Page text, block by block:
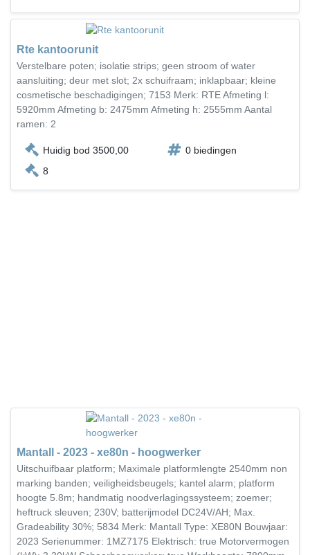
Rte kantoorunit
Verstelbare poten; isolatie strips; geen stroom of water
aansluiting; deur met slot; 2x schuifraam; inklapbaar; kleine
cosmetische beschadigingen; 7153 Merk: RTE Afmeting l:
5920mm Afmeting b: 2475mm Afmeting h: 2555mm Aantal
ramen: 2
Huidig bod 3500,00
0 biedingen
8
Mantall - 2023 - xe80n - hoogwerker
Uitschuifbaar platform; Maximale platformlengte 2540mm non
marking banden; veiligheidsbeugels; kantel alarm; platform
hoogte 5.8m; handmatig noodverlagingssysteem; zoemer;
heftruck sleuven; 230V; batterijmodel DC24V/AH; Max.
Gradeability 30%; 5834 Merk: Mantall Type: XE80N Bouwjaar:
2023 Serienummer: 1MZ7175 Elektrisch: true Motorvermogen